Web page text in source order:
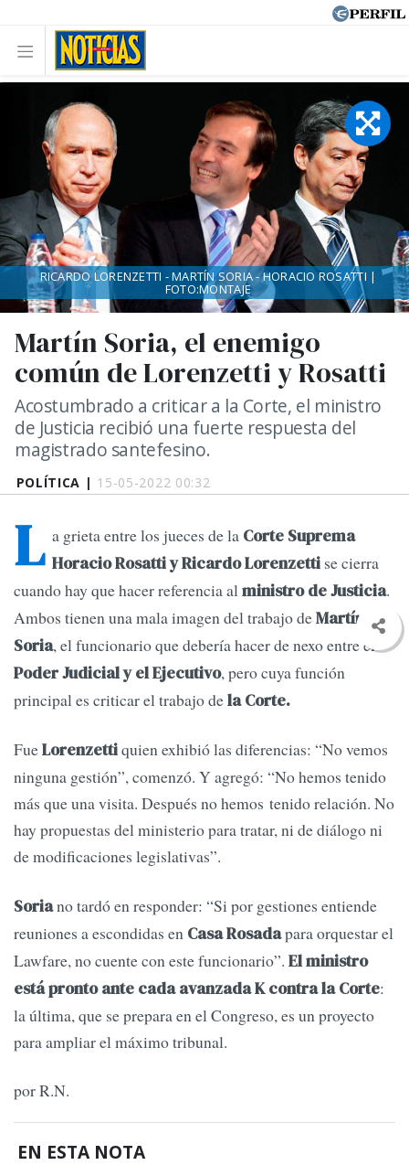
POLÍTICA | 15-05-2022 00:32
Martín Soria, el enemigo
común de Lorenzetti y Rosatti
Acostumbrado a criticar a la Corte, el ministro
de Justicia recibió una fuerte respuesta del
magistrado santefesino.
RICARDO LORENZETTI - MARTÍN SORIA - HORACIO ROSATTI |
FOTO:MONTAJE
L a grieta entre los jueces de la Corte Suprema
Horacio Rosatti y Ricardo Lorenzetti se cierra
cuando hay que hacer referencia alministro de Justicia.
Ambos tienen una mala imagen del trabajo deMartín
Soria, el funcionario que debería hacer de nexo entre el
Poder Judicial y el Ejecutivo, pero cuya función
principal es criticar el trabajo dela Corte.
FueLorenzettiquien exhibió las diferencias: “No vemos
ninguna gestión”, comenzó. Y agregó: “No hemos tenido
más que una visita. Después no hemos tenido relación. No
hay propuestas del ministerio para tratar, ni de diálogo ni
de modificaciones legislativas”.
Soriano tardó en responder: “Si por gestiones entiende
reuniones a escondidas en Casa Rosadapara orquestar el
Lawfare, no cuente con este funcionario”. El ministro
está pronto ante cada avanzada K contra la Corte:
la última, que se prepara en el Congreso, es un proyecto
para ampliar el máximo tribunal.
por R.N.
EN ESTA NOTA